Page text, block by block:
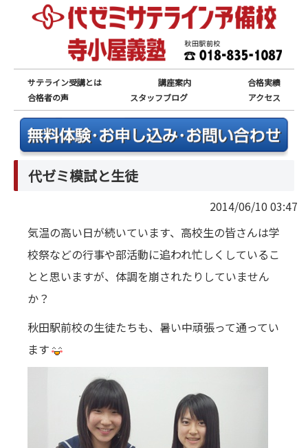
サテライン受講とは 講座案内
合格実績
合格者の声
スタッフブログ アクセス
代ゼミ模試と生徒
2014/06/10 03:47
気温の高い日が続いています、高校生の皆さんは学
校祭などの行事や部活動に追われ忙しくしているこ
とと思いますが、体調を崩されたりしていません
か？
秋田駅前校の生徒たちも、暑い中頑張って通ってい
ます